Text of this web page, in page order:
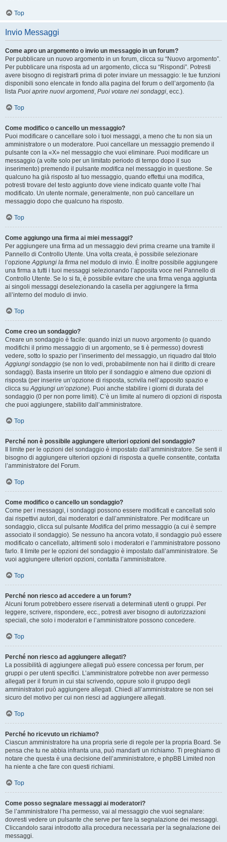
Top
Invio Messaggi
Come apro un argomento o invio un messaggio in un forum?
Per pubblicare un nuovo argomento in un forum, clicca su “Nuovo argomento”.
Per pubblicare una risposta ad un argomento, clicca su “Rispondi”. Potresti
avere bisogno di registrarti prima di poter inviare un messaggio: le tue funzioni
disponibili sono elencate in fondo alla pagina del forum o dell’argomento (la
lista Puoi aprire nuovi argomenti, Puoi votare nei sondaggi, ecc.).
Top
Come modifico o cancello un messaggio?
Puoi modificare o cancellare solo i tuoi messaggi, a meno che tu non sia un
amministratore o un moderatore. Puoi cancellare un messaggio premendo il
pulsante con la «X» nel messaggio che vuoi eliminare. Puoi modificare un
messaggio (a volte solo per un limitato periodo di tempo dopo il suo
inserimento) premendo il pulsante modifica nel messaggio in questione. Se
qualcuno ha già risposto al tuo messaggio, quando effettui una modifica,
potresti trovare del testo aggiunto dove viene indicato quante volte l’hai
modificato. Un utente normale, generalmente, non può cancellare un
messaggio dopo che qualcuno ha risposto.
Top
Come aggiungo una firma ai miei messaggi?
Per aggiungere una firma ad un messaggio devi prima crearne una tramite il
Pannello di Controllo Utente. Una volta creata, è possibile selezionare
l’opzioneAggiungi la firma nel modulo di invio. È inoltre possibile aggiungere
una firma a tutti i tuoi messaggi selezionando l’apposita voce nel Pannello di
Controllo Utente. Se lo si fa, è possibile evitare che una firma venga aggiunta
ai singoli messaggi deselezionando la casella per aggiungere la firma
all’interno del modulo di invio.
Top
Come creo un sondaggio?
Creare un sondaggio è facile: quando inizi un nuovo argomento (o quando
modifichi il primo messaggio di un argomento, se ti è permesso) dovresti
vedere, sotto lo spazio per l’inserimento del messaggio, un riquadro dal titolo
Aggiungi sondaggio (se non lo vedi, probabilmente non hai il diritto di creare
sondaggi). Basta inserire un titolo per il sondaggio e almeno due opzioni di
risposta (per inserire un’opzione di risposta, scrivila nell’apposito spazio e
clicca suAggiungi un’opzione). Puoi anche stabilire i giorni di durata del
sondaggio (0 per non porre limiti). C’è un limite al numero di opzioni di risposta
che puoi aggiungere, stabilito dall’amministratore.
Top
Perché non è possibile aggiungere ulteriori opzioni del sondaggio?
Il limite per le opzioni del sondaggio è impostato dall’amministratore. Se senti il
bisogno di aggiungere ulteriori opzioni di risposta a quelle consentite, contatta
l’amministratore del Forum.
Top
Come modifico o cancello un sondaggio?
Come per i messaggi, i sondaggi possono essere modificati e cancellati solo
dai rispettivi autori, dai moderatori e dall’amministratore. Per modificare un
sondaggio, clicca sul pulsante Modifica del primo messaggio (a cui è sempre
associato il sondaggio). Se nessuno ha ancora votato, il sondaggio può essere
modificato o cancellato, altrimenti solo i moderatori e l’amministratore possono
farlo. Il limite per le opzioni del sondaggio è impostato dall’amministratore. Se
vuoi aggiungere ulteriori opzioni, contatta l’amministratore.
Top
Perché non riesco ad accedere a un forum?
Alcuni forum potrebbero essere riservati a determinati utenti o gruppi. Per
leggere, scrivere, rispondere, ecc., potresti aver bisogno di autorizzazioni
speciali, che solo i moderatori e l’amministratore possono concedere.
Top
Perché non riesco ad aggiungere allegati?
La possibilità di aggiungere allegati può essere concessa per forum, per
gruppi o per utenti specifici. L’amministratore potrebbe non aver permesso
allegati per il forum in cui stai scrivendo, oppure solo il gruppo degli
amministratori può aggiungere allegati. Chiedi all’amministratore se non sei
sicuro del motivo per cui non riesci ad aggiungere allegati.
Top
Perché ho ricevuto un richiamo?
Ciascun amministratore ha una propria serie di regole per la propria Board. Se
pensa che tu ne abbia infranta una, può mandarti un richiamo. Ti preghiamo di
notare che questa è una decisione dell’amministratore, e phpBB Limited non
ha niente a che fare con questi richiami.
Top
Come posso segnalare messaggi ai moderatori?
Se l’amministratore l’ha permesso, vai al messaggio che vuoi segnalare:
dovresti vedere un pulsante che serve per fare la segnalazione dei messaggi.
Cliccandolo sarai introdotto alla procedura necessaria per la segnalazione dei
messaggi.